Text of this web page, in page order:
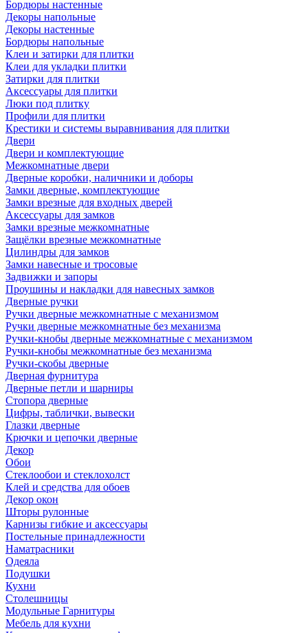
Бордюры настенные
Декоры напольные
Декоры настенные
Бордюры напольные
Клеи и затирки для плитки
Клеи для укладки плитки
Затирки для плитки
Аксессуары для плитки
Люки под плитку
Профили для плитки
Крестики и системы выравнивания для плитки
Двери
Двери и комплектующие
Межкомнатные двери
Дверные коробки, наличники и доборы
Замки дверные, комплектующие
Замки врезные для входных дверей
Аксессуары для замков
Замки врезные межкомнатные
Защёлки врезные межкомнатные
Цилиндры для замков
Замки навесные и тросовые
Задвижки и запоры
Проушины и накладки для навесных замков
Дверные ручки
Ручки дверные межкомнатные с механизмом
Ручки дверные межкомнатные без механизма
Ручки-кнобы дверные межкомнатные с механизмом
Ручки-кнобы межкомнатные без механизма
Ручки-скобы дверные
Дверная фурнитура
Дверные петли и шарниры
Стопора дверные
Цифры, таблички, вывески
Глазки дверные
Крючки и цепочки дверные
Декор
Обои
Стеклообои и стеклохолст
Клей и средства для обоев
Декор окон
Шторы рулонные
Карнизы гибкие и аксессуары
Постельные принадлежности
Наматрасники
Одеяла
Подушки
Кухни
Столешницы
Модульные Гарнитуры
Мебель для кухни